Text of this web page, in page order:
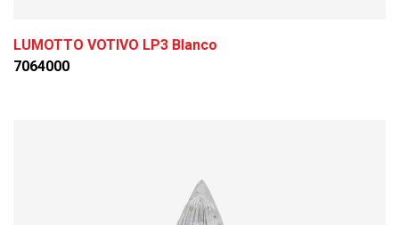
LUMOTTO VOTIVO LP3 Blanco
7064000